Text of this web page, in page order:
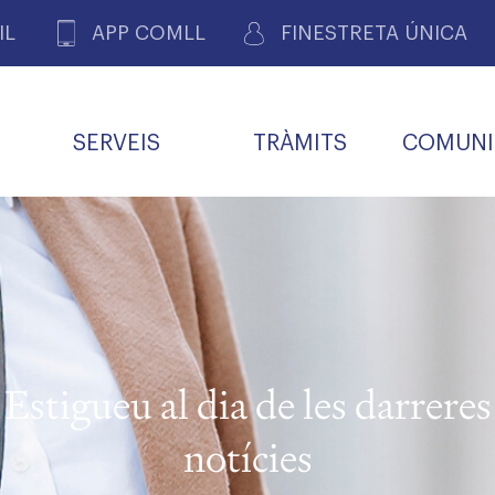
APP COMLL FINESTRETA ÚNICA
DE PACIENTS DE LLEIDA
SERVEIS TRÀMITS
DE GOVERN COMISSIÓ DEONTOLÒGICA
INFORMÀTICA I NOVES
TECNOLOGIES
DE FEINA
ALERTES
FARMACÈUTIQUES
R
CARNET METGE
COL·LEGIAT
Estigueu al dia de les darreres
notícies